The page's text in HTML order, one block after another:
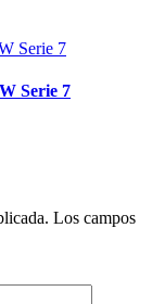
Serie 7
Los campos